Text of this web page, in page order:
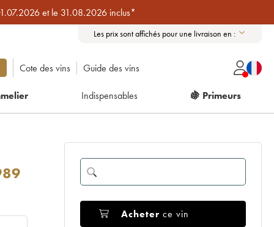
et le 31.08.2026 inclus*
Les prix sont affichés pour une livraison en :
Cote des vins Guide des vins
Indispensables 🍇 Primeurs
Acheter ce vin